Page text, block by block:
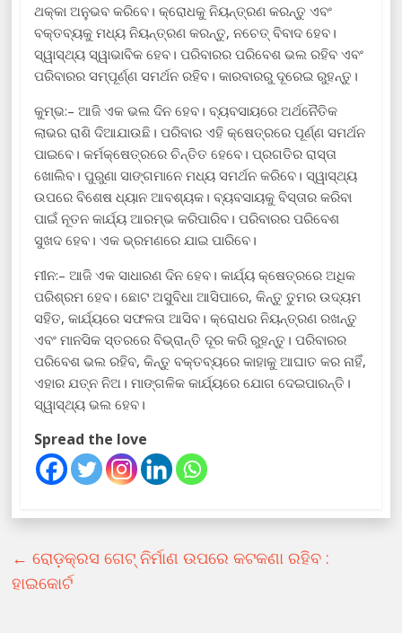
ଥକ୍କା ଅନୁଭବ କରିବେ। କ୍ରୋଧକୁ ନିୟନ୍ତ୍ରଣ କରନ୍ତୁ ଏବଂ
ବକ୍ତବ୍ୟକୁ ମଧ୍ୟ ନିୟନ୍ତ୍ରଣ କରନ୍ତୁ, ନଚେତ୍ ବିବାଦ ହେବ।
ସ୍ୱାସ୍ଥ୍ୟ ସ୍ୱାଭାବିକ ହେବ। ପରିବାରର ପରିବେଶ ଭଲ ରହିବ ଏବଂ
ପରିବାରର ସମ୍ପୂର୍ଣ୍ଣ ସମର୍ଥନ ରହିବ। କାରବାରରୁ ଦୂରେଇ ରୁହନ୍ତୁ।
କୁମ୍ଭ:– ଆଜି ଏକ ଭଲ ଦିନ ହେବ। ବ୍ୟବସାୟରେ ଅର୍ଥନୈତିକ
ଲାଭର ରାଶି ଦିଆଯାଉଛି। ପରିବାର ଏହି କ୍ଷେତ୍ରରେ ପୂର୍ଣ୍ଣ ସମର୍ଥନ
ପାଇବେ। କର୍ମକ୍ଷେତ୍ରରେ ଚିନ୍ତିତ ହେବେ। ପ୍ରଗତିର ରାସ୍ତା
ଖୋଲିବ। ପୁରୁଣା ସାଙ୍ଗମାନେ ମଧ୍ୟ ସମର୍ଥନ କରିବେ। ସ୍ୱାସ୍ଥ୍ୟ
ଉପରେ ବିଶେଷ ଧ୍ୟାନ ଆବଶ୍ୟକ। ବ୍ୟବସାୟକୁ ବିସ୍ତାର କରିବା
ପାଇଁ ନୂତନ କାର୍ଯ୍ୟ ଆରମ୍ଭ କରିପାରିବ। ପରିବାରର ପରିବେଶ
ସୁଖଦ ହେବ। ଏକ ଭ୍ରମଣରେ ଯାଇ ପାରିବେ।
ମୀନ:– ଆଜି ଏକ ସାଧାରଣ ଦିନ ହେବ। କାର୍ଯ୍ୟ କ୍ଷେତ୍ରରେ ଅଧିକ
ପରିଶ୍ରମ ହେବ। ଛୋଟ ଅସୁବିଧା ଆସିପାରେ, କିନ୍ତୁ ତୁମର ଉଦ୍ୟମ
ସହିତ, କାର୍ଯ୍ୟରେ ସଫଳତା ଆସିବ। କ୍ରୋଧର ନିୟନ୍ତ୍ରଣ ରଖନ୍ତୁ
ଏବଂ ମାନସିକ ସ୍ତରରେ ବିଭ୍ରାନ୍ତି ଦୂର କରି ରୁହନ୍ତୁ। ପରିବାରର
ପରିବେଶ ଭଲ ରହିବ, କିନ୍ତୁ ବକ୍ତବ୍ୟରେ କାହାକୁ ଆଘାତ କର ନାହିଁ,
ଏହାର ଯତ୍ନ ନିଅ। ମାଙ୍ଗଳିକ କାର୍ଯ୍ୟରେ ଯୋଗ ଦେଇପାରନ୍ତି।
ସ୍ୱାସ୍ଥ୍ୟ ଭଲ ହେବ।
Spread the love
← ରୋଡ଼କ୍ରସ ଗେଟ୍ ନିର୍ମାଣ ଉପରେ କଟକଣା ରହିବ :
ହାଇକୋର୍ଟ